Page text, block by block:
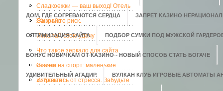
ДОМ, ГДЕ СОГРЕВАЮТСЯ СЕРДЦА ЗАПРЕТ КАЗИНО
ОПТИМИЗАЦИЯ САЙТА ПОДБОР СУМКИ ПОД МУЖСКОЙ
БОНУС НОВИЧКАМ ОТ КАЗИНО - НОВЫЙ СПОСОБ СТАТЬ БОГАЧЕ
УДИВИТЕЛЬНЫЙ АГАДИР. ВУЛКАН КЛУБ ИГРОВЫЕ АВТОМАТЫ
Сладкоежки — ваш выход! Отель
Санрайз
Жизнь это риск.
Испытай свою удачу
Что такое зеркало для сайта
казино
Ставки на спорт: маленькие
хитрости!
Избавьтесь от стресса. Забудьте